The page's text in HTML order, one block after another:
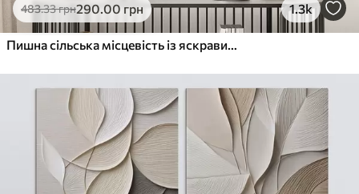
483.33грн290.00 грн 1.3k
Пишна сільська місцевість із яскравим лугом диких квітів, наповненим різнокольоровими квітами під хмарним небом